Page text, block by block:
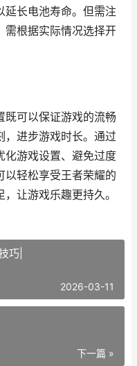
延长电池寿命。但需注
需根据实际情况选择开
既可以保证游戏的流畅
，进步游戏时长。通过
化游戏设置、避免过度
以轻松享受王者荣耀的
让游戏乐趣更持久。
巧|
2026-03-11
下一篇 »